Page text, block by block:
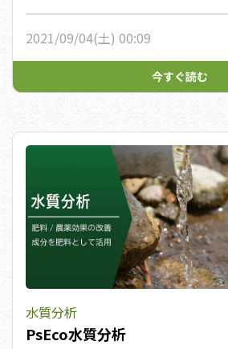
2021/09/04(土) 00:09
今すぐ読む
水質分析
PsEco水質分析